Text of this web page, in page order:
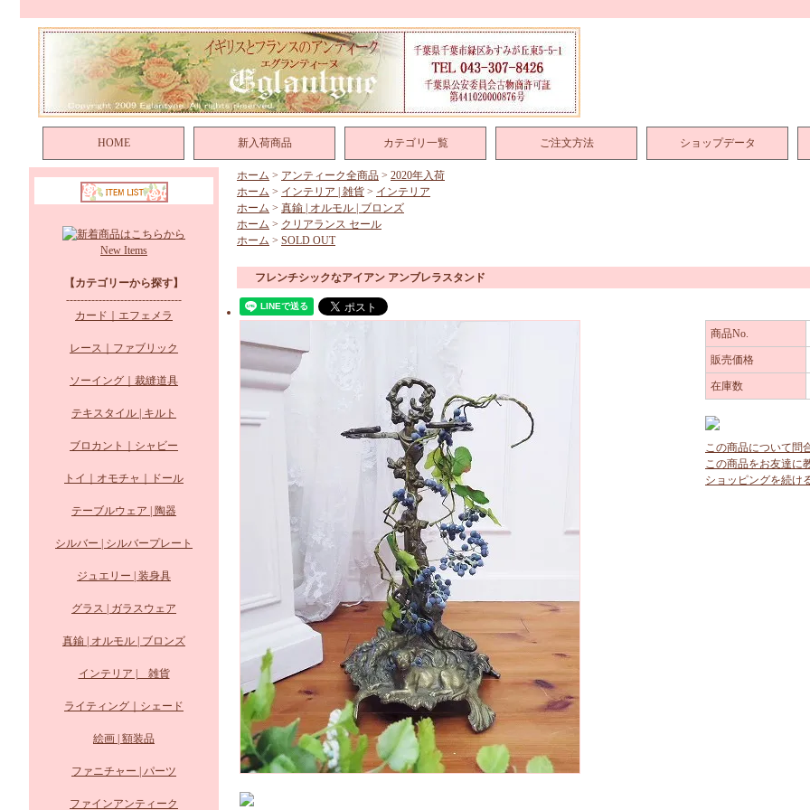
HOME 新入荷商品 カテゴリ一覧 ご注文方法 ショップデータ
New Items
【カテゴリーから探す】
--------------------------------
カード｜エフェメラ
レース｜ファブリック
ソーイング｜裁縫道具
テキスタイル | キルト
ブロカント｜シャビー
トイ｜オモチャ｜ドール
テーブルウェア | 陶器
シルバー | シルバープレート
ジュエリー | 装身具
グラス | ガラスウェア
真鍮 | オルモル | ブロンズ
インテリア | 雑貨
ライティング｜シェード
絵画 | 額装品
ファニチャー | パーツ
ファインアンティーク
ホーム > アンティーク全商品 > 2020年入荷
ホーム > インテリア | 雑貨 > インテリア
ホーム > 真鍮 | オルモル | ブロンズ
ホーム > クリアランス セール
ホーム > SOLD OUT
フレンチシックなアイアン アンブレラスタンド
商品No.
販売価格
在庫数
この商品について問
この商品をお友達に
ショッピングを続け